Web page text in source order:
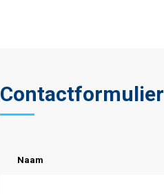
Contactformulier
Naam